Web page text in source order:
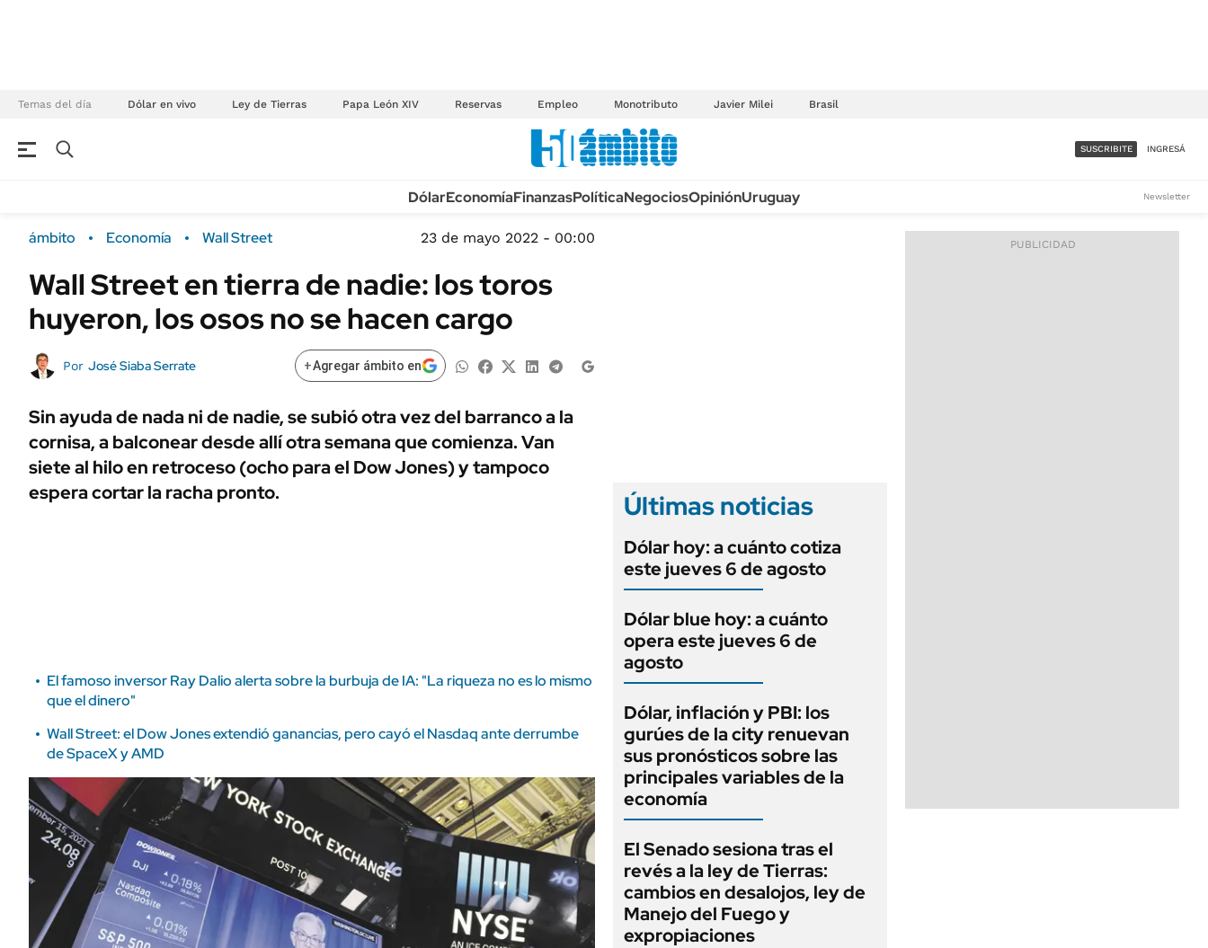
Temas del día Dólar en vivo Ley de Tierras Papa León XIV Reservas Empleo Monotributo Javier Milei Brasil
Campo
FINANZAS
Mercados
ÁMBITO DEBATE
MEDIAKIT AMBITO DEBATE
Sustentabilidad
POLÍTICA
Municipios
URUGUAY
TECNOLOGÍA
MÉXICO
MUNDO
INFORMACIÓN GENERAL
LIFESTYLE
AUTOS
ACCESO FULL - $1.800/MES
SUSCRIBITE INGRESÁ
DólarEconomíaFinanzasPolíticaNegociosOpiniónUruguay Newsletter
ámbito Economía Wall Street 23 de mayo 2022 - 00:00
Wall Street en tierra de nadie: los toros
huyeron, los osos no se hacen cargo
Por José Siaba Serrate +Agregar ámbito en
Sin ayuda de nada ni de nadie, se subió otra vez del barranco a la
cornisa, a balconear desde allí otra semana que comienza. Van
siete al hilo en retroceso (ocho para el Dow Jones) y tampoco
espera cortar la racha pronto.
El famoso inversor Ray Dalio alerta sobre la burbuja de IA: "La riqueza no es lo mismo
que el dinero"
Wall Street: el Dow Jones extendió ganancias, pero cayó el Nasdaq ante derrumbe
de SpaceX y AMD
Últimas noticias
Dólar hoy: a cuánto cotiza
este jueves 6 de agosto
Dólar blue hoy: a cuánto
opera este jueves 6 de
agosto
Dólar, inflación y PBI: los
gurúes de la city renuevan
sus pronósticos sobre las
principales variables de la
economía
El Senado sesiona tras el
revés a la ley de Tierras:
cambios en desalojos, ley de
Manejo del Fuego y
expropiaciones